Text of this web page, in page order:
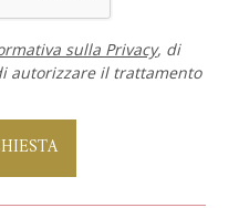
sulla Privacy, di
autorizzare il trattamento